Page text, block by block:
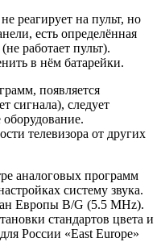
реагирует на пульт, но
есть определённая
работает пульт).
в нём батарейки.
появляется
сигнала), следует
телевизора от других
аналоговых программ
систему звука.
Европы B/G (5.5 MHz).
стандартов цвета и
России «East Europe»